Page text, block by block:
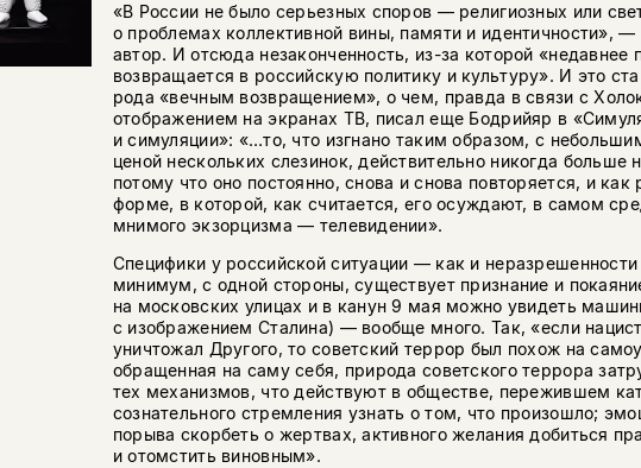
«В России не было серьезных споров — религиозных или
о проблемах коллективной вины, памяти и идентичности», —
автор. И отсюда незаконченность, из-за которой «недавнее
возвращается в российскую политику и культуру». И это
рода «вечным возвращением», о чем, правда в связи с
отображением на экранах ТВ, писал еще Бодрийяр в
и симуляции»: «…то, что изгнано таким образом, с
ценой нескольких слезинок, действительно никогда больше
потому что оно постоянно, снова и снова повторяется, и как
форме, в которой, как считается, его осуждают, в самом
мнимого экзорцизма — телевидении».
Специфики у российской ситуации — как и
минимум, с одной стороны, существует признание и
на московских улицах и в канун 9 мая можно увидеть
с изображением Сталина) — вообще много. Так, «если
уничтожал Другого, то советский террор был похож на
обращенная на саму себя, природа советского террора
тех механизмов, что действуют в обществе, пережившем
сознательного стремления узнать о том, что произошло;
порыва скорбеть о жертвах, активного желания добиться
и отомстить виновным».